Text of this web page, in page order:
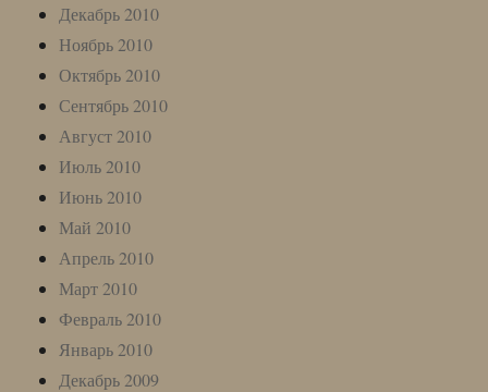
Декабрь 2010
Ноябрь 2010
Октябрь 2010
Сентябрь 2010
Август 2010
Июль 2010
Июнь 2010
Май 2010
Апрель 2010
Март 2010
Февраль 2010
Январь 2010
Декабрь 2009